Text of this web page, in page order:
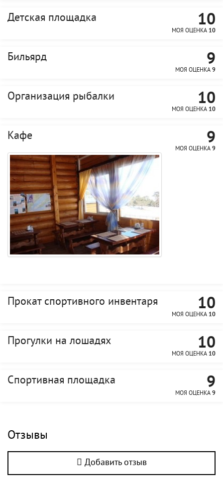
Детская площадка 10
МОЯ ОЦЕНКА 10
Бильярд 9
МОЯ ОЦЕНКА 9
Организация рыбалки 10
МОЯ ОЦЕНКА 10
Кафе 9
МОЯ ОЦЕНКА 9
Прокат спортивного инвентаря 10
МОЯ ОЦЕНКА 10
Прогулки на лошадях 10
МОЯ ОЦЕНКА 10
Спортивная площадка 9
МОЯ ОЦЕНКА 9
Отзывы
Добавить отзыв